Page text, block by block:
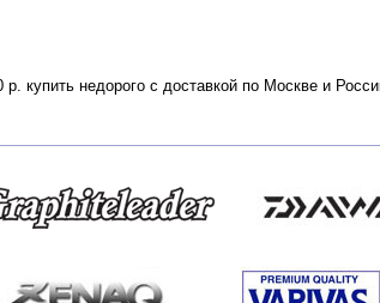
купить недорого с доставкой по Москве и